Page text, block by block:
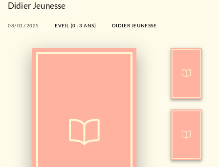
Didier Jeunesse
08/01/2025 EVEIL (0 -3 ANS) DIDIER JEUNESSE